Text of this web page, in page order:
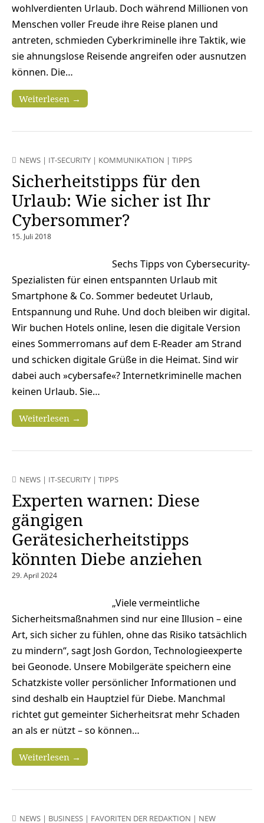
wohlverdienten Urlaub. Doch während Millionen von
Menschen voller Freude ihre Reise planen und
antreten, schmieden Cyberkriminelle ihre Taktik, wie
sie ahnungslose Reisende angreifen oder ausnutzen
können. Die…
Weiterlesen →
NEWS | IT-SECURITY | KOMMUNIKATION | TIPPS
Sicherheitstipps für den
Urlaub: Wie sicher ist Ihr
Cybersommer?
15. Juli 2018
Sechs Tipps von Cybersecurity-
Spezialisten für einen entspannten Urlaub mit
Smartphone & Co. Sommer bedeutet Urlaub,
Entspannung und Ruhe. Und doch bleiben wir digital.
Wir buchen Hotels online, lesen die digitale Version
eines Sommerromans auf dem E-Reader am Strand
und schicken digitale Grüße in die Heimat. Sind wir
dabei auch »cybersafe«? Internetkriminelle machen
keinen Urlaub. Sie…
Weiterlesen →
NEWS | IT-SECURITY | TIPPS
Experten warnen: Diese
gängigen
Gerätesicherheitstipps
könnten Diebe anziehen
29. April 2024
„Viele vermeintliche
Sicherheitsmaßnahmen sind nur eine Illusion – eine
Art, sich sicher zu fühlen, ohne das Risiko tatsächlich
zu mindern“, sagt Josh Gordon, Technologieexperte
bei Geonode. Unsere Mobilgeräte speichern eine
Schatzkiste voller persönlicher Informationen und
sind deshalb ein Hauptziel für Diebe. Manchmal
richtet gut gemeinter Sicherheitsrat mehr Schaden
an als er nützt – so können…
Weiterlesen →
NEWS | BUSINESS | FAVORITEN DER REDAKTION | NEW